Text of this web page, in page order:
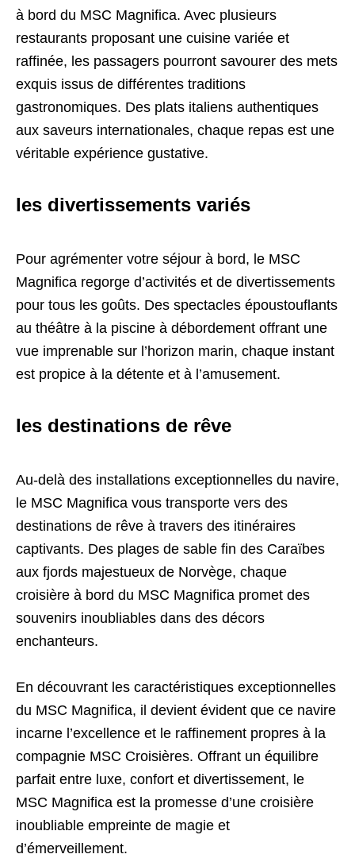
à bord du MSC Magnifica. Avec plusieurs
restaurants proposant une cuisine variée et
raffinée, les passagers pourront savourer des mets
exquis issus de différentes traditions
gastronomiques. Des plats italiens authentiques
aux saveurs internationales, chaque repas est une
véritable expérience gustative.
les divertissements variés
Pour agrémenter votre séjour à bord, le MSC
Magnifica regorge d’activités et de divertissements
pour tous les goûts. Des spectacles époustouflants
au théâtre à la piscine à débordement offrant une
vue imprenable sur l’horizon marin, chaque instant
est propice à la détente et à l’amusement.
les destinations de rêve
Au-delà des installations exceptionnelles du navire,
le MSC Magnifica vous transporte vers des
destinations de rêve à travers des itinéraires
captivants. Des plages de sable fin des Caraïbes
aux fjords majestueux de Norvège, chaque
croisière à bord du MSC Magnifica promet des
souvenirs inoubliables dans des décors
enchanteurs.
En découvrant les caractéristiques exceptionnelles
du MSC Magnifica, il devient évident que ce navire
incarne l’excellence et le raffinement propres à la
compagnie MSC Croisières. Offrant un équilibre
parfait entre luxe, confort et divertissement, le
MSC Magnifica est la promesse d’une croisière
inoubliable empreinte de magie et
d’émerveillement.